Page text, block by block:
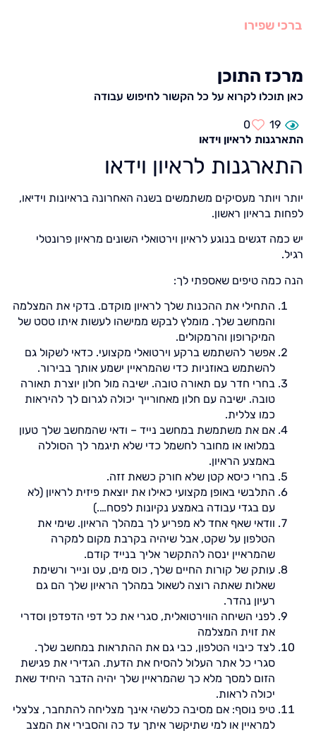
ברכי שפירו
מרכז התוכן
כאן תוכלו לקרוא על כל הקשור לחיפוש עבודה
19
0
התארגנות לראיון וידאו
התארגנות לראיון וידאו
יותר ויותר מעסיקים משתמשים בשנה האחרונה בראיונות וידיאו,
לפחות בראיון ראשון.
יש כמה דגשים בנוגע לראיון וירטואלי השונים מראיון פרונטלי
רגיל.
הנה כמה טיפים שאספתי לך:
התחילי את ההכנות שלך לראיון מוקדם. בדקי את המצלמה
והמחשב שלך. מומלץ לבקש ממישהו לעשות איתו טסט של
המיקרופון והרמקולים.
אפשר להשתמש ברקע וירטואלי מקצועי. כדאי לשקול גם
להשתמש באוזניות כדי שהמראיין ישמע אותך בבירור.
בחרי חדר עם תאורה טובה. ישיבה מול חלון יוצרת תאורה
טובה. ישיבה עם חלון מאחורייך יכולה לגרום לך להיראות
כמו צללית.
אם את משתמשת במחשב נייד – ודאי שהמחשב שלך טעון
במלואו או מחובר לחשמל כדי שלא תיגמר לך הסוללה
באמצע הראיון.
בחרי כיסא קטן שלא חורק כשאת זזה.
התלבשי באופן מקצועי כאילו את יוצאת פיזית לראיון (לא
עם בגדי עבודה באמצע נקיונות לפסח….)
וודאי שאף אחד לא מפריע לך במהלך הראיון. שימי את
הטלפון על שקט, אבל שיהיה בקרבת מקום למקרה
שהמראיין ינסה להתקשר אליך בנייד קודם.
עותק של קורות החיים שלך, כוס מים, עט ונייר ורשימת
שאלות שאתה רוצה לשאול במהלך הראיון שלך הם גם
רעיון נהדר.
לפני השיחה הווירטואלית, סגרי את כל דפי הדפדפן וסדרי
את זוית המצלמה
לצד כיבוי הטלפון, כבי גם את ההתראות במחשב שלך.
סגרי כל אתר העלול להסיח את הדעת. הגדירי את פגישת
הזום למסך מלא כך שהמראיין שלך יהיה הדבר היחיד שאת
יכולה לראות.
טיפ נוסף: אם מסיבה כלשהי אינך מצליחה להתחבר, צלצלי
למראיין או למי שתיקשר איתך עד כה והסבירי את המצב